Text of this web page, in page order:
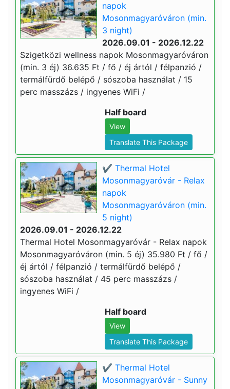
napok
Mosonmagyaróváron (min.
3 night)
2026.09.01 - 2026.12.22
Szigetközi wellness napok Mosonmagyaróváron
(min. 3 éj) 36.635 Ft / fő / éj ártól / félpanzió /
termálfürdő belépő / sószoba használat / 15
perc masszázs / ingyenes WiFi /
Half board
View
Translate This Package
✔️ Thermal Hotel
Mosonmagyaróvár - Relax
napok
Mosonmagyaróváron (min.
5 night)
2026.09.01 - 2026.12.22
Thermal Hotel Mosonmagyaróvár - Relax napok
Mosonmagyaróváron (min. 5 éj) 35.980 Ft / fő /
éj ártól / félpanzió / termálfürdő belépő /
sószoba használat / 45 perc masszázs /
ingyenes WiFi /
Half board
View
Translate This Package
✔️ Thermal Hotel
Mosonmagyaróvár - Sunny